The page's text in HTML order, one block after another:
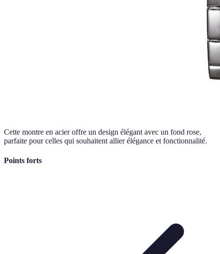
Cette montre en acier offre un design élégant avec un fond rose,
parfaite pour celles qui souhaitent allier élégance et fonctionnalité.
Points forts